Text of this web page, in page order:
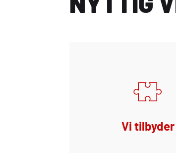
Vi tilbyder